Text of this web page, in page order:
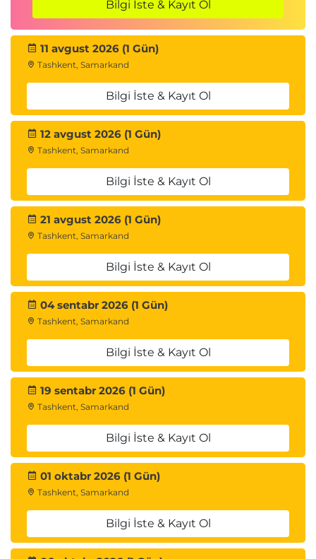
Veri Kaynakları – Büyük Veri Sağlayıcıları
Temel Teknolojiler
Harita indirgeme
Hadoop
Modül 5 – Büyük Veriye Başlarken
Hazırlık Değerlendirmesi – Pozisyonunuzu Kontrol
Edin
Planlama ve Hazırlık – Rota Çizelgesi Oluşturma
Yürütme – Kursta Gezinme
Proje Sonrası Faaliyetler – Varış Noktasında
En İyi Uygulamalar – Alınan Dersler
Modül 6 – Özet ve Sonuç
Önemli Noktaların Özeti – Hızlı Bir İnceleme
Bilgi İste & Kayıt Ol
11 avgust 2026 (1 Gün)
Tashkent, Samarkand
Bilgi İste & Kayıt Ol
12 avgust 2026 (1 Gün)
Tashkent, Samarkand
Bilgi İste & Kayıt Ol
21 avgust 2026 (1 Gün)
Tashkent, Samarkand
Bilgi İste & Kayıt Ol
04 sentabr 2026 (1 Gün)
Tashkent, Samarkand
Bilgi İste & Kayıt Ol
19 sentabr 2026 (1 Gün)
Tashkent, Samarkand
Bilgi İste & Kayıt Ol
01 oktabr 2026 (1 Gün)
Tashkent, Samarkand
Bilgi İste & Kayıt Ol